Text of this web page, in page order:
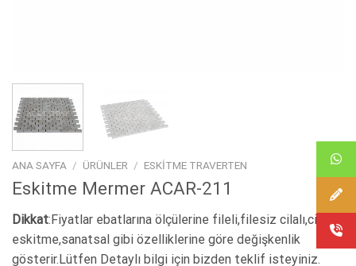
ANA SAYFA / ÜRÜNLER / ESKITME TRAVERTEN
Eskitme Mermer ACAR-211
Dikkat:Fiyatlar ebatlarına ölçülerine fileli,filesiz cilalı,cilasız
eskitme,sanatsal gibi özelliklerine göre değişkenlik
gösterir.Lütfen Detaylı bilgi için bizden teklif isteyiniz.